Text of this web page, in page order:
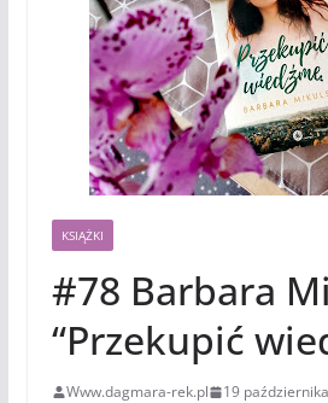
KSIĄŻKI
#78 Barbara
“Przekupić
Www.dagmara-rek.pl 19